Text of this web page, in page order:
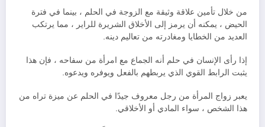
من خلال تأمين علاقة وثيقة مع الزوجة في الحلم ، بينما في فترة
الحيض ، يمكنه أن يرمز إلى الأخلاق الشريرة للراير ، مما يرتكب
العديد من الخطايا ومغادرته من تعاليم دينه.
إذا رأى الإنسان في حلم أنه الجماع مع امرأة من سفاحه ، فإن هذا
يثبت الرابط القوي الذي يربطهم بالفعل ويوفره ويدعوه.
يعبر زواج المرأة من رجل معروف جيدًا في الحلم عن ميزة تراه من
هذا الشخص ، سواء المادي أو الأخلاقي.